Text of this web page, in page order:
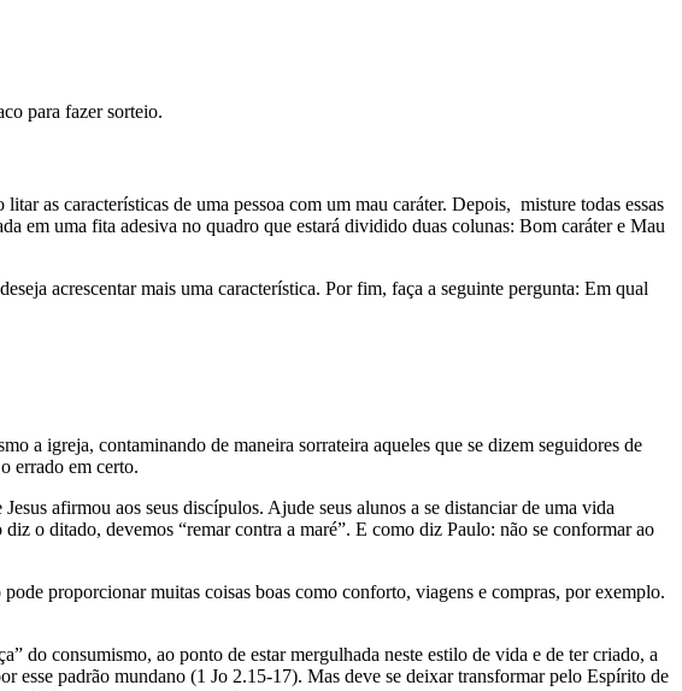
para fazer sorteio.
as características de uma pessoa com um mau caráter. Depois, misture todas essas
em uma fita adesiva no quadro que estará dividido duas colunas: Bom caráter e Mau
acrescentar mais uma característica. Por fim, faça a seguinte pergunta: Em qual
a igreja, contaminando de maneira sorrateira aqueles que se dizem seguidores de
errado em certo.
afirmou aos seus discípulos. Ajude seus alunos a se distanciar de uma vida
o ditado, devemos “remar contra a maré”. E como diz Paulo: não se conformar ao
proporcionar muitas coisas boas como conforto, viagens e compras, por exemplo.
do consumismo, ao ponto de estar mergulhada neste estilo de vida e de ter criado, a
esse padrão mundano (1 Jo 2.15-17). Mas deve se deixar transformar pelo Espírito de